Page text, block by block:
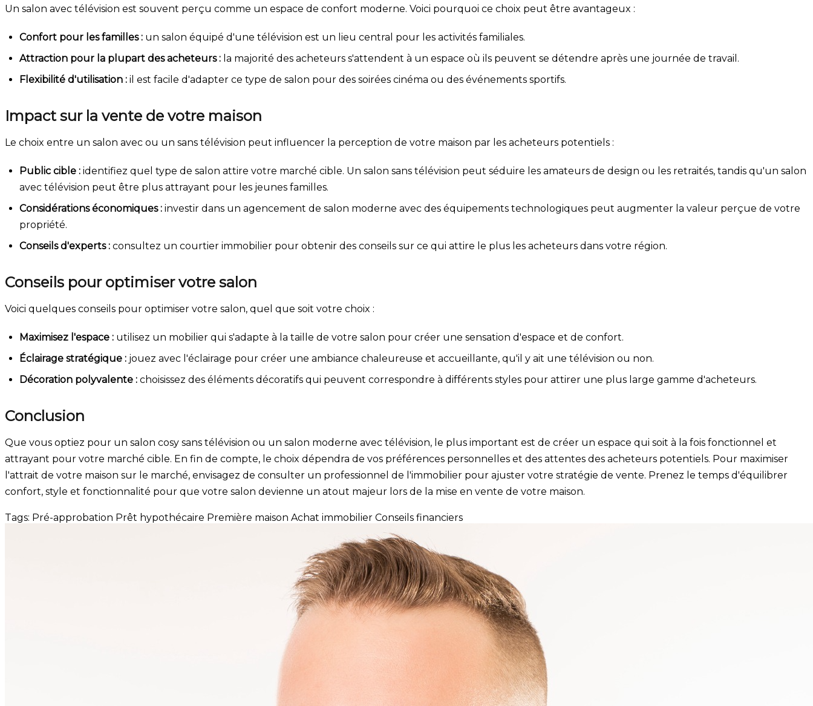
Un salon avec télévision est souvent perçu comme un espace de confort moderne. Voici pourquoi ce choix peut être avantageux :
Confort pour les familles : un salon équipé d'une télévision est un lieu central pour les activités familiales.
Attraction pour la plupart des acheteurs : la majorité des acheteurs s'attendent à un espace où ils peuvent se détendre après une journée de travail.
Flexibilité d'utilisation : il est facile d'adapter ce type de salon pour des soirées cinéma ou des événements sportifs.
Impact sur la vente de votre maison
Le choix entre un salon avec ou un sans télévision peut influencer la perception de votre maison par les acheteurs potentiels :
Public cible : identifiez quel type de salon attire votre marché cible. Un salon sans télévision peut séduire les amateurs de design ou les retraités, tandis qu'un salon
avec télévision peut être plus attrayant pour les jeunes familles.
Considérations économiques : investir dans un agencement de salon moderne avec des équipements technologiques peut augmenter la valeur perçue de votre
propriété.
Conseils d'experts : consultez un courtier immobilier pour obtenir des conseils sur ce qui attire le plus les acheteurs dans votre région.
Conseils pour optimiser votre salon
Voici quelques conseils pour optimiser votre salon, quel que soit votre choix :
Maximisez l'espace : utilisez un mobilier qui s'adapte à la taille de votre salon pour créer une sensation d'espace et de confort.
Éclairage stratégique : jouez avec l'éclairage pour créer une ambiance chaleureuse et accueillante, qu'il y ait une télévision ou non.
Décoration polyvalente : choisissez des éléments décoratifs qui peuvent correspondre à différents styles pour attirer une plus large gamme d'acheteurs.
Conclusion
Que vous optiez pour un salon cosy sans télévision ou un salon moderne avec télévision, le plus important est de créer un espace qui soit à la fois fonctionnel et
attrayant pour votre marché cible. En fin de compte, le choix dépendra de vos préférences personnelles et des attentes des acheteurs potentiels. Pour maximiser
l'attrait de votre maison sur le marché, envisagez de consulter un professionnel de l'immobilier pour ajuster votre stratégie de vente. Prenez le temps d'équilibrer
confort, style et fonctionnalité pour que votre salon devienne un atout majeur lors de la mise en vente de votre maison.
Tags: Pré-approbation Prêt hypothécaire Première maison Achat immobilier Conseils financiers